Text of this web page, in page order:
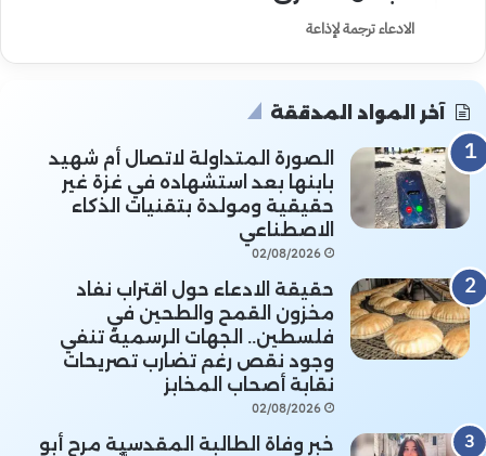
الادعاء ترجمة لإذاعة
آخر المواد المدققة
الصورة المتداولة لاتصال أم شهيد
بابنها بعد استشهاده في غزة غير
حقيقية ومولدة بتقنيات الذكاء
الاصطناعي
02/08/2026
حقيقة الادعاء حول اقتراب نفاد
مخزون القمح والطحين في
فلسطين.. الجهات الرسمية تنفي
وجود نقص رغم تضارب تصريحات
نقابة أصحاب المخابز
02/08/2026
خبر وفاة الطالبة المقدسية مرح أبو